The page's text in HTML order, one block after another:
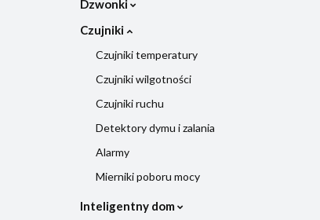
Dzwonki
Czujniki
Czujniki temperatury
Czujniki wilgotności
Czujniki ruchu
Detektory dymu i zalania
Alarmy
Mierniki poboru mocy
Inteligentny dom